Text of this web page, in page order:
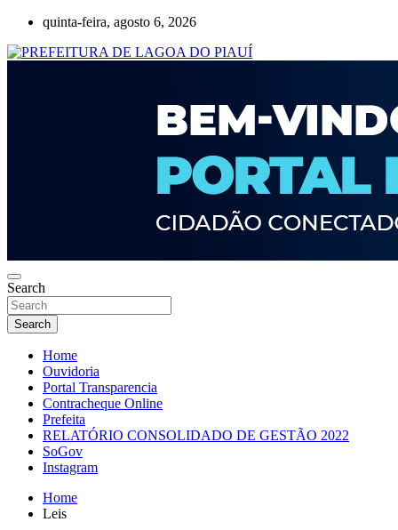
Skip
content
quinta-feira, agosto 6, 2026
Search
Search
Home
Ouvidoria
Portal Transparencia
Contracheque Online
Prefeita
RELATÓRIO CONSOLIDADO DE GESTÃO 2022
SoGov
Instagram
Home
Leis